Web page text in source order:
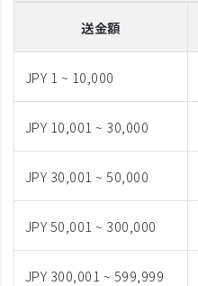
送金額
JPY 1 ~ 10,000
JPY 10,001 ~ 30,000
JPY 30,001 ~ 50,000
JPY 50,001 ~ 300,000
JPY 300,001 ~ 599,999